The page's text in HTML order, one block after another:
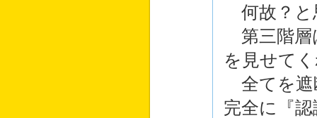
何故？と
第三階層
を見せて
全てを遮
完全に『